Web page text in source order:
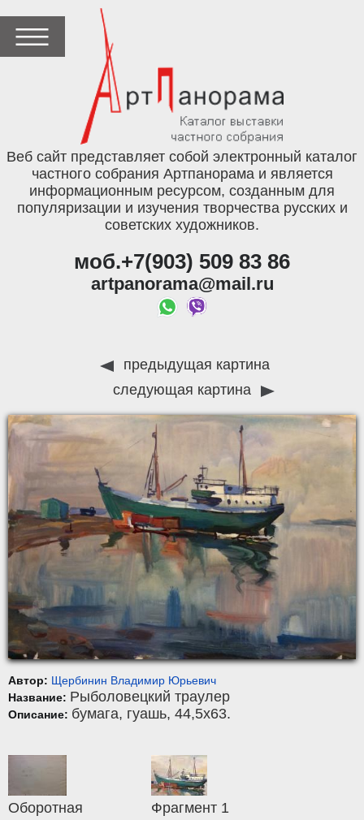
Веб сайт представляет собой электронный каталог
частного собрания Артпанорама и является
информационным ресурсом, созданным для
популяризации и изучения творчества русских и
советских художников.
моб.+7(903) 509 83 86
artpanorama@mail.ru
предыдущая картина
следующая картина
Автор: Щербинин Владимир Юрьевич
Название: Рыболовецкий траулер
Описание: бумага, гуашь, 44,5x63.
Оборотная Фрагмент 1